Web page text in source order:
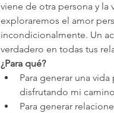
viene de otra persona y
exploraremos el amor
incondicionalmente. Un
verdadero en todas tus
¿Para qué?
Para generar una
disfrutando mi
Para generar